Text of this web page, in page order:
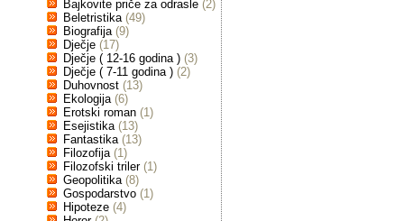
Bajkovite priče za odrasle (2)
Beletristika (49)
Biografija (9)
Dječje (17)
Dječje ( 12-16 godina ) (3)
Dječje ( 7-11 godina ) (2)
Duhovnost (13)
Ekologija (6)
Erotski roman (1)
Esejistika (13)
Fantastika (13)
Filozofija (1)
Filozofski triler (1)
Geopolitika (8)
Gospodarstvo (1)
Hipoteze (4)